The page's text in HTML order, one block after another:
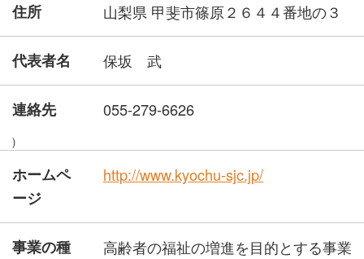
住所 山梨県 甲斐市篠原２６４４番地の３
代表者名 保坂 武
連絡先 055-279-6626
)
ホームペ
ージ
http://www.kyochu-sjc.jp/
事業の種
高齢者の福祉の増進を目的とする事業